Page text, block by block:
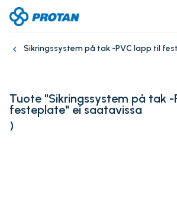
Sikringssystem på tak -PVC lapp til
Tuote "Sikringssystem på tak -
festeplate" ei saatavissa
)